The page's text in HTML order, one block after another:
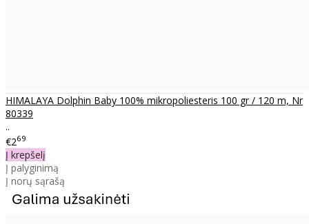
HIMALAYA Dolphin Baby 100% mikropoliesteris 100 gr / 120 m, Nr
80339
..
€269
Į krepšelį
Į palyginimą
Į norų sąrašą